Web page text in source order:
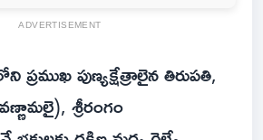
ADVERTISEMENT
పుణ్యక్షేత్రాలైన తిరుపతి,
శ్రీరంగం